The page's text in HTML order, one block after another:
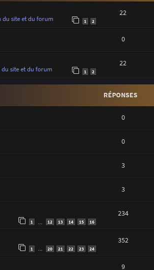
site et du forum 1 2
22
0
site et du forum 1 2
22
RÉPONSES
0
0
3
3
1 12 13 14 15 16
234
1 20 21 22 23 24
352
9